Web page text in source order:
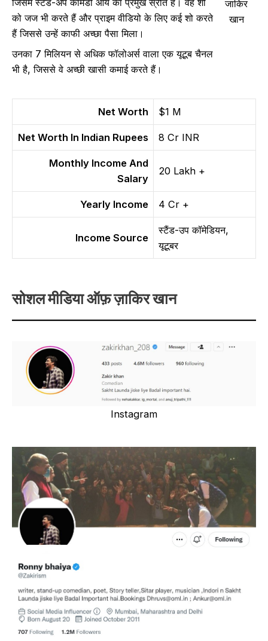
को जज भी करते हैं और प्राइम वीडियो के लिए कई शो करते
हैं जिससे उन्हें काफी अच्छा पैसा मिला।
उनका 7 मिलियन से अधिक फॉलोअर्स वाला एक यूटूब चैनल
भी है, जिससे वे अच्छी खासी कमाई करते हैं।
जाकिर
खान
Net Worth $1 M
Net Worth In Indian Rupees 8 Cr INR
Monthly Income And
Salary
20 Lakh +
Yearly Income 4 Cr +
Income Source
स्टैंड-उप कॉमेडियन,
यूटूबर
सोशलमीडिया ऑफ़ ज़ाकिर खान
Instagram